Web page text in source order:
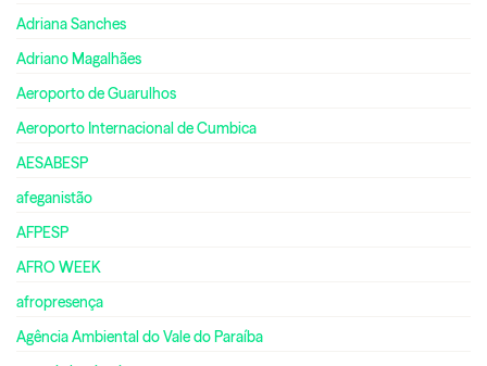
Adriana Sanches
Adriano Magalhães
Aeroporto de Guarulhos
Aeroporto Internacional de Cumbica
AESABESP
afeganistão
AFPESP
AFRO WEEK
afropresença
Agência Ambiental do Vale do Paraíba